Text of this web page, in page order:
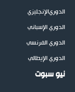
الدوريالإنجليزي
الدوري الإسباني
الدوري الفرنسي
الدوري الإيطالي
نيو سبوت